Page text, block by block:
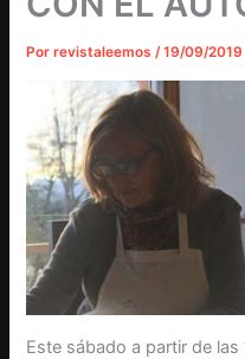
Porrevistaleemos/19/09/2019
Este sábado a partir de las